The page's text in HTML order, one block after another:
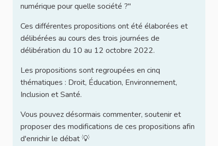
numérique pour quelle société ?"
Ces différentes propositions ont été élaborées et
délibérées au cours des trois journées de
délibération du 10 au 12 octobre 2022.
Les propositions sont regroupées en cinq
thématiques : Droit, Éducation, Environnement,
Inclusion et Santé.
Vous pouvez désormais commenter, soutenir et
proposer des modifications de ces propositions afin
d'enrichir le débat 💡